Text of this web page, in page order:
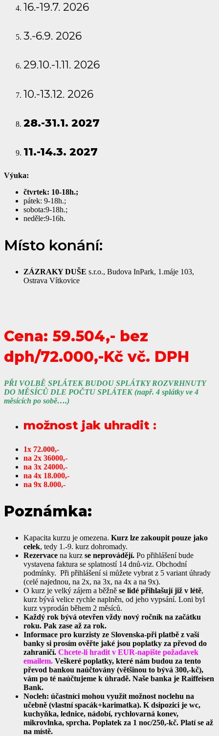
16.-19.7. 2026
3.-6.9. 2026
29.10.-1.11. 2026
10.-13.12. 2026
28.-31.1. 2027
11.-14.3. 2027
Výuka:
čtvrtek: 10-18h.;
pátek: 9-18h.;
sobota:9-18h.;
neděle:9-16h.
Místo konání:
ZÁZRAKY DUŠE s.r.o., Budova InPark, 1.máje 103,
Ostrava Vítkovice
Cena: 59.504,- bez
dph/72.000,-Kč vč. DPH
PŘI VOLBĚ SPLÁTEK BUDOU SPLÁTKY ROZVRHNUTY
DO MĚSÍCŮ DLE POČTU SPLÁTEK (např. 4 splátky ve 4
měsících po sobě….)
možnost jak uhradit :
1x 72.000,-
na 2x 36000,-
na 3x 24000,-
na 4x 18.000,-
na 9x 8.000,-
Poznámka:
Kapacita kurzu je omezena. Kurz lze zakoupit pouze jako
celek, tedy 1.-9. kurz dohromady.
Rezervace na kurz se neprovádějí. Po přihlášení bude
vystavena faktura se splatností 14 dnů-viz. Obchodní
podmínky. Při přihlášení si můžete vybrat z 5 variant úhrady
(celé najednou, na 2x, na 3x, na 4x a na 9x).
O kurz je velký zájem a běžně se lidé přihlašují již v létě,
kurz bývá velice rychle naplněn, od jeho vypsání. Loni byl
kurz vyprodán během 2 měsíců.
Každý rok bývá otevřen vždy nový ročník na začátku
roku. Pak zase až za rok.
Informace pro kurzisty ze Slovenska-při platbě z vaší
banky si prosím ověřte jaké jsou poplatky za převod do
zahraničí. Chcete-li hradit v EUR-napište požadavek
emailem. Veškeré poplatky, které nám budou za tento
převod bankou naúčtovány (většinou to bývá 300,-kč),
vám po té naúčtujeme k úhradě. Naše banka je Raiffeisen
Bank.
Nocleh: účastníci mohou využít možnost noclehu na
učebně (vlastní spacák+karimatka). K dsipozici je wc,
kuchyňka, lednice, nádobí, rychlovarná konev,
mikrovlnka, sprcha. Poplatek za 1 noc/250,-kč. Platí se až
na místě.